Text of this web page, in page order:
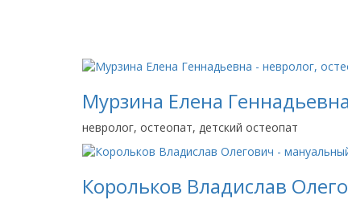
Мурзина Елена Геннадьевна
невролог, остеопат, детский остеопат
Корольков Владислав